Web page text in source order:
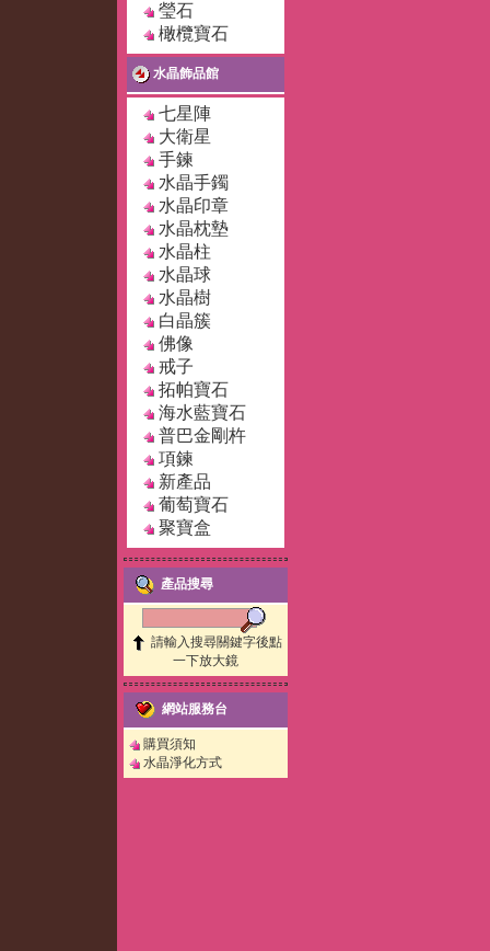
瑩石
橄欖寶石
水晶飾品館
七星陣
大衛星
手鍊
水晶手鐲
水晶印章
水晶枕墊
水晶柱
水晶球
水晶樹
白晶簇
佛像
戒子
拓帕寶石
海水藍寶石
普巴金剛杵
項鍊
新產品
葡萄寶石
聚寶盒
產品搜尋
請輸入搜尋關鍵字後點
一下放大鏡
網站服務台
購買須知
水晶淨化方式